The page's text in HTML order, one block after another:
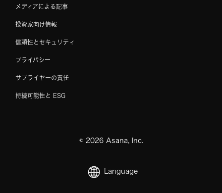
メディアによる記事
投資家向け情報
信頼性とセキュリティ
プライバシー
サプライヤーの責任
持続可能性と ESG
© 2026Asana, Inc.
Language